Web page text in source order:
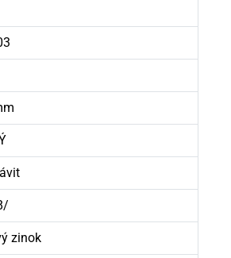
zinok